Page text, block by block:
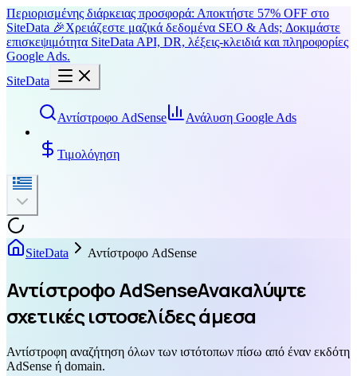
Περιορισμένης διάρκειας προσφορά: Αποκτήστε 57% OFF στο
SiteData 🎉Χρειάζεστε μαζικά δεδομένα SEO & Ads; Δοκιμάστε
επισκεψιμότητα SiteData API, DR, λέξεις-κλειδιά και πληροφορίες
Google Ads.
SiteData
Αντίστροφο AdSense Ανάλυση Google Ads
Τιμολόγηση
SiteData Αντίστροφο AdSense
Αντίστροφο AdSenseΑνακαλύψτε
σχετικές ιστοσελίδες άμεσα
Αντίστροφη αναζήτηση όλων των ιστότοπων πίσω από έναν εκδότη
AdSense ή domain.